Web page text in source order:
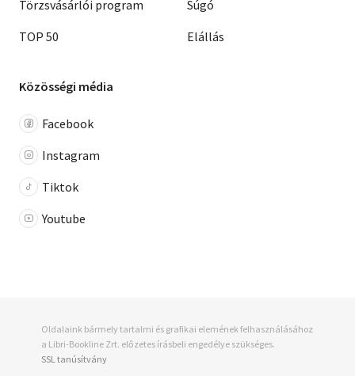
Törzsvásárlói program
TOP 50
Súgó
Elállás
Közösségi média
Facebook
Instagram
Tiktok
Youtube
Oldalaink bármely tartalmi és grafikai elemének felhasználásához
a Libri-Bookline Zrt. előzetes írásbeli engedélye szükséges.
SSL tanúsítvány